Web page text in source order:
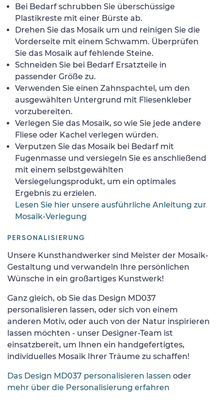
Bei Bedarf schrubben Sie überschüssige
Plastikreste mit einer Bürste ab.
Drehen Sie das Mosaik um und reinigen Sie die
Vorderseite mit einem Schwamm. Überprüfen
Sie das Mosaik auf fehlende Steine.
Schneiden Sie bei Bedarf Ersatzteile in
passender Größe zu.
Verwenden Sie einen Zahnspachtel, um den
ausgewählten Untergrund mit Fliesenkleber
vorzubereiten.
Verlegen Sie das Mosaik, so wie Sie jede andere
Fliese oder Kachel verlegen würden.
Verputzen Sie das Mosaik bei Bedarf mit
Fugenmasse und versiegeln Sie es anschließend
mit einem selbstgewählten
Versiegelungsprodukt, um ein optimales
Ergebnis zu erzielen.
Lesen Sie hier unsere ausführliche Anleitung zur
Mosaik-Verlegung
PERSONALISIERUNG
Unsere Kunsthandwerker sind Meister der Mosaik-
Gestaltung und verwandeln Ihre persönlichen
Wünsche in ein großartiges Kunstwerk!
Ganz gleich, ob Sie das Design MD037
personalisieren lassen, oder sich von einem
anderen Motiv, oder auch von der Natur inspirieren
lassen möchten - unser Designer-Team ist
einsatzbereit, um Ihnen ein handgefertigtes,
individuelles Mosaik Ihrer Träume zu schaffen!
Das Design MD037 personalisieren lassen oder
mehr über die Personalisierung erfahren